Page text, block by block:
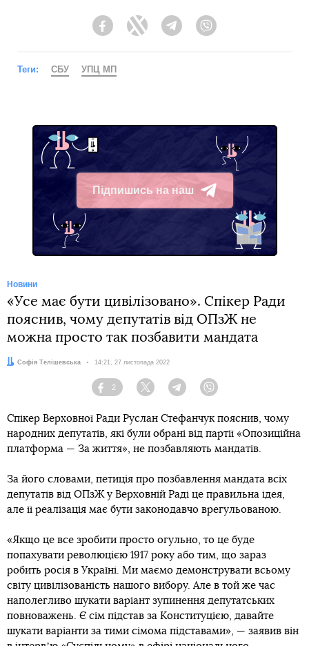
FacebookTwitter Telegram
Теги: СБУ УПЦ МП
Підпишись на наш
Telegram
Новини
«Усе має бути цивілізовано». Спікер Ради
пояснив, чому депутатів від ОПзЖ не
можна просто так позбавити мандата
Автор:
Софія Телішевська Дата:
14:21, 27 листопада 2022
Facebook
2
Twitter TelegramViber
Спікер Верховної Ради Руслан Стефанчук пояснив, чому
народних депутатів, які були обрані від партії «Опозиційна
платформа — За життя», не позбавляють мандатів.
За його словами, петиція про позбавлення мандата всіх
депутатів від ОПзЖ у Верховній Раді це правильна ідея,
але її реалізація має бути законодавчо врегульованою.
«Якщо це все зробити просто огульно, то це буде
попахувати революцією 1917 року або тим, що зараз
робить росія в Україні. Ми маємо демонструвати всьому
світу цивілізованість нашого вибору. Але в той же час
наполегливо шукати варіант зупинення депутатських
повноважень. Є сім підстав за Конституцією, давайте
шукати варіанти за тими сімома підставами», — заявив він